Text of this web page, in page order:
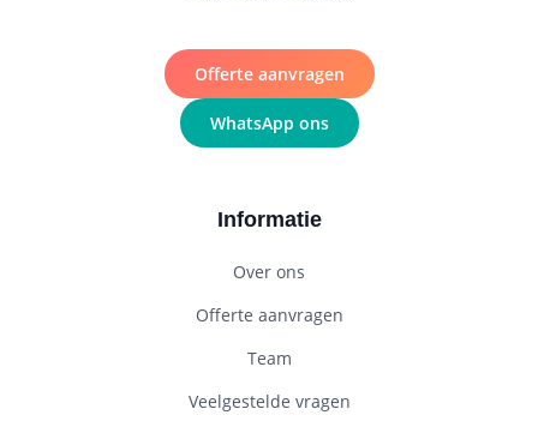
Offerte aanvragen
WhatsApp ons
Informatie
Over ons
Offerte aanvragen
Team
Veelgestelde vragen